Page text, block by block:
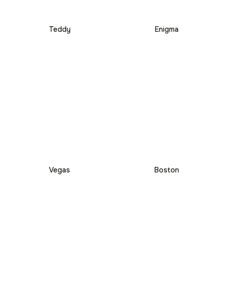
Teddy Enigma
Vegas Boston